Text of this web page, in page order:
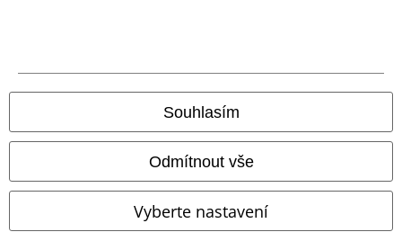
Souhlasím
Odmítnout vše
Vyberte nastavení
Naše online obchody
EMP International